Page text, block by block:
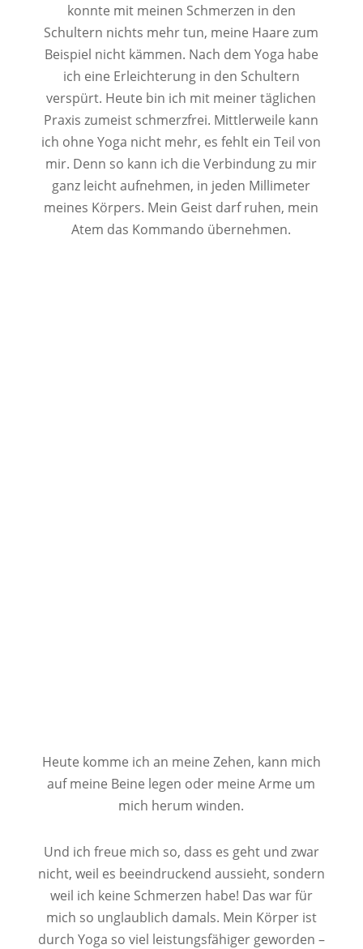
konnte mit meinen Schmerzen in den
Schultern nichts mehr tun, meine Haare zum
Beispiel nicht kämmen. Nach dem Yoga habe
ich eine Erleichterung in den Schultern
verspürt. Heute bin ich mit meiner täglichen
Praxis zumeist schmerzfrei. Mittlerweile kann
ich ohne Yoga nicht mehr, es fehlt ein Teil von
mir. Denn so kann ich die Verbindung zu mir
ganz leicht aufnehmen, in jeden Millimeter
meines Körpers. Mein Geist darf ruhen, mein
Atem das Kommando übernehmen.
Heute komme ich an meine Zehen, kann mich
auf meine Beine legen oder meine Arme um
mich herum winden.
Und ich freue mich so, dass es geht und zwar
nicht, weil es beeindruckend aussieht, sondern
weil ich keine Schmerzen habe! Das war für
mich so unglaublich damals. Mein Körper ist
durch Yoga so viel leistungsfähiger geworden –